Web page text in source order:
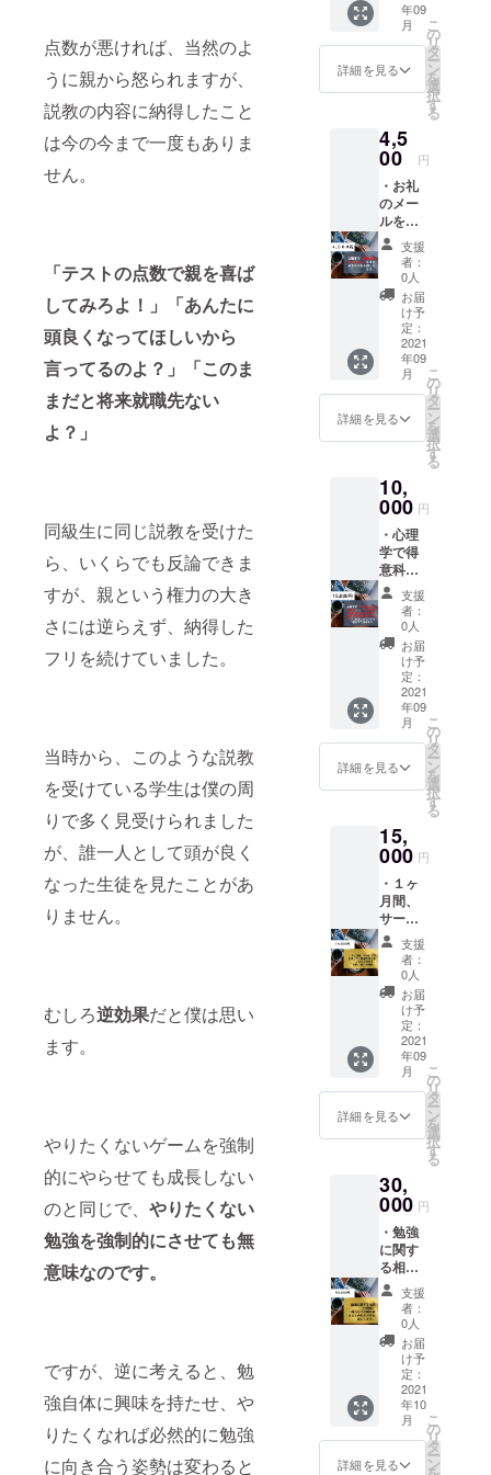
点数が悪ければ、当然のよ
うに親から怒られますが、
説教の内容に納得したこと
は今の今まで一度もありま
せん。
「テストの点数で親を喜ば
してみろよ！」「あんたに
頭良くなってほしいから
言ってるのよ？」「このま
まだと将来就職先ない
よ？」
同級生に同じ説教を受けた
ら、いくらでも反論できま
すが、親という権力の大き
さには逆らえず、納得した
フリを続けていました。
当時から、このような説教
を受けている学生は僕の周
りで多く見受けられました
が、誰一人として頭が良く
なった生徒を見たことがあ
りません。
むしろ逆効果だと僕は思い
ます。
やりたくないゲームを強制
的にやらせても成長しない
のと同じで、 やりたくない
勉強を強制的にさせても無
意味なのです。
ですが、逆に考えると、勉
強自体に興味を持たせ、や
りたくなれば必然的に勉強
に向き合う姿勢は変わると
Skype
IDを送
らせて
頂きま
す。 ②
いま
す。 ③
通話開
始。 ※
日程調
整は
2021年
8月以降
になり
ます。
年09
月
詳細を見る
こ
の
リ
タ
ー
ン
を
選
択
す
る
4,5
00 円
・お礼
のメー
ルを送
らせて
頂きま
す。 ・
心理学
で得意
科目を
作る方
法をま
とめた
PDFを
お渡し
しま
学で得
意科目
を作る
方法」
は4000
文字程
度の文
章で作
成され
ており
ます。
支援
者：
0人
お届
け予
定：
2021
年09
月
詳細を見る
こ
の
リ
タ
ー
ン
を
選
択
す
る
10,
000 円
・心理
学で得
意科目
を作る
方法＋
３ヶ月
で偏差
値52か
ら65に
上げた
勉強法
（環境
の作り
方な
ど）を
を送ら
せて頂
きま
す。
※「心理
学で得
意科目
を作る
方法」
「３ヶ
月で偏
差値52
から65
に上げ
た勉強
法」は
4000文
されて
おりま
支援
者：
0人
お届
け予
定：
2021
年09
月
詳細を見る
こ
の
リ
タ
ー
ン
を
選
択
す
る
15,
000 円
・１ヶ
月間、
サービ
ス開始
より先
に授業
を受け
ること
ができ
ます。
（週に1
回・1時
間）
【サー
ビス内
スカイ
プ通話
にて授
業を行
いま
す。ま
た、
１ヶ月
の勉強
計画書
の作成
や、確
認テス
トも実
施しま
す。
支援
者：
0人
お届
け予
定：
2021
年09
月
詳細を見る
こ
の
リ
タ
ー
ン
を
選
択
す
る
30,
000 円
・勉強
に関す
る相談
（1時
間） ・
通話
後、解
決策を
まとめ
たPDF
をお渡
ししま
す。 ・
利用し
支援
者：
0人
お届
け予
定：
2021
年10
月
詳細を見る
こ
の
リ
タ
ー
ン